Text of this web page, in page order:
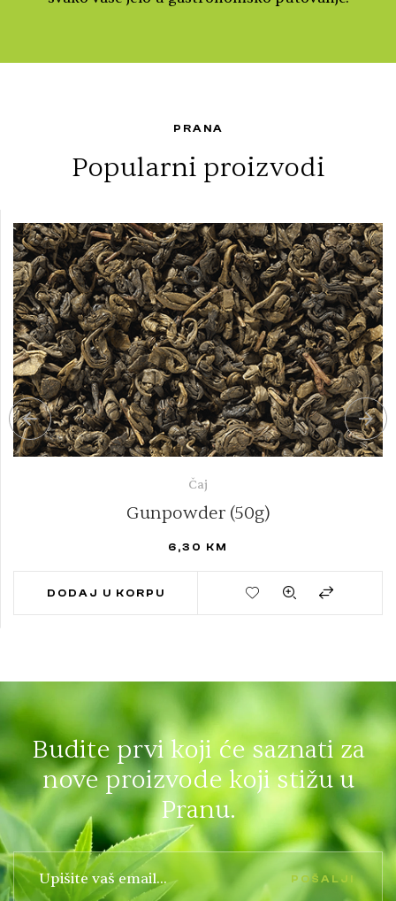
PRANA
Popularni proizvodi
Čaj
Gunpowder (50g)
6,30 KM
DODAJ U KORPU
Budite prvi koji će saznati za
nove proizvode koji stižu u
Pranu.
POŠALJI